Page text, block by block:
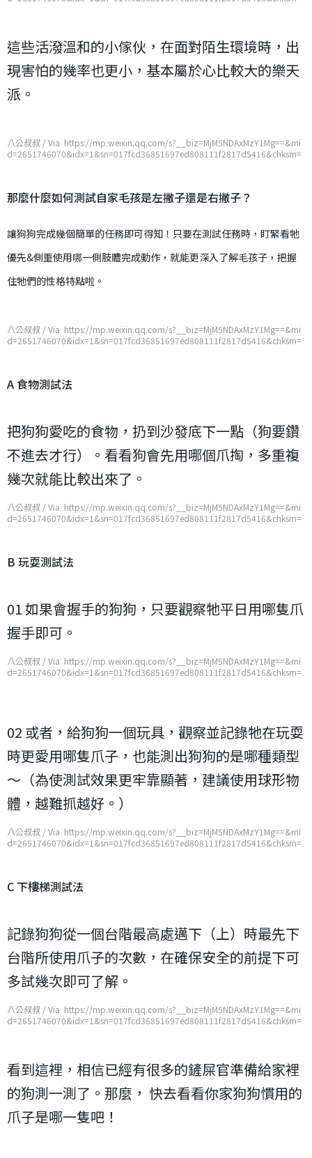
這些活潑溫和的小傢伙，在面對陌生環境時，出
現害怕的幾率也更小，基本屬於心比較大的樂天
派。
八公叔叔 / Via https://mp.weixin.qq.com/s?__biz=MjM5NDAxMzY1Mg==&mi
d=2651746070&idx=1&sn=017fcd36851697ed808111f2817d5416&chksm=
那麼什麼如何測試自家毛孩是左撇子還是右撇子？
讓狗狗完成幾個簡單的任務即可得知！只要在測試任務時，盯緊看牠
優先&側重使用哪一側肢體完成動作，就能更深入了解毛孩子，把握
住牠們的性格特點啦。
八公叔叔 / Via https://mp.weixin.qq.com/s?__biz=MjM5NDAxMzY1Mg==&mi
d=2651746070&idx=1&sn=017fcd36851697ed808111f2817d5416&chksm=
A 食物測試法
把狗狗愛吃的食物，扔到沙發底下一點（狗要鑽
不進去才行）。看看狗會先用哪個爪掏，多重複
幾次就能比較出來了。
八公叔叔 / Via https://mp.weixin.qq.com/s?__biz=MjM5NDAxMzY1Mg==&mi
d=2651746070&idx=1&sn=017fcd36851697ed808111f2817d5416&chksm=
B 玩耍測試法
01 如果會握手的狗狗，只要觀察牠平日用哪隻爪
握手即可。
八公叔叔 / Via https://mp.weixin.qq.com/s?__biz=MjM5NDAxMzY1Mg==&mi
d=2651746070&idx=1&sn=017fcd36851697ed808111f2817d5416&chksm=
02 或者，給狗狗一個玩具，觀察並記錄牠在玩耍
時更愛用哪隻爪子，也能測出狗狗的是哪種類型
～（為使測試效果更牢靠顯著，建議使用球形物
體，越難抓越好。）
八公叔叔 / Via https://mp.weixin.qq.com/s?__biz=MjM5NDAxMzY1Mg==&mi
d=2651746070&idx=1&sn=017fcd36851697ed808111f2817d5416&chksm=
C 下樓梯測試法
記錄狗狗從一個台階最高處邁下（上）時最先下
台階所使用爪子的次數，在確保安全的前提下可
多試幾次即可了解。
八公叔叔 / Via https://mp.weixin.qq.com/s?__biz=MjM5NDAxMzY1Mg==&mi
d=2651746070&idx=1&sn=017fcd36851697ed808111f2817d5416&chksm=
看到這裡，相信已經有很多的鏟屎官準備給家裡
的狗測一測了。那麼， 快去看看你家狗狗慣用的
爪子是哪一隻吧！